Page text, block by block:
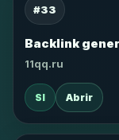
#33
Backlink
11qq.ru
SI Abrir